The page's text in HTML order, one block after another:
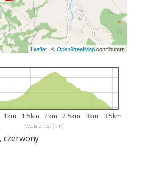
Leaflet | ©OpenStreetMapcontributors
vzdialenosť (km)
1km 1.5km 2km 2.5km 3km 3.5km
, czerwony